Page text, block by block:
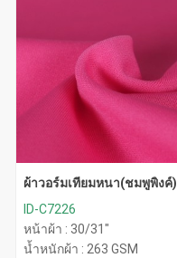
ผ้าวอร์มเทียมหนา(ชมพูพิ้งค์)
ID-C7226
หน้าผ้า : 30/31"
น้ำหนักผ้า : 263 GSM